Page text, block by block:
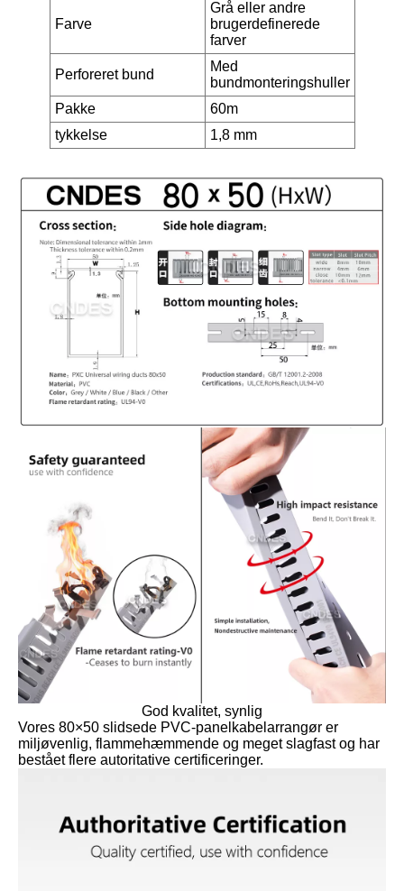
Farve
Grå eller andre
brugerdefinerede
farver
Perforeret bund
Med
bundmonteringshuller
Pakke
60m
tykkelse
1,8 mm
God kvalitet, synlig
Vores 80×50 slidsede PVC-panelkabelarrangør er
miljøvenlig, flammehæmmende og meget slagfast og har
bestået flere autoritative certificeringer.